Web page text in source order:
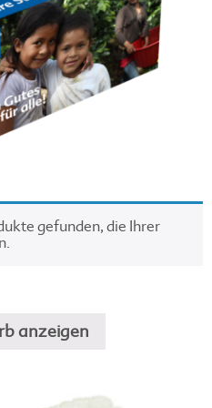
gefunden, die Ihrer
anzeigen